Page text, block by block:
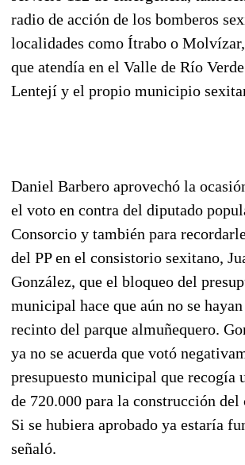
radio de acción de los bomberos
localidades como Ítrabo o Molvízar,
que atendía en el Valle de Río
Lentejí y el propio municipio
Daniel Barbero aprovechó la
el voto en contra del diputado
Consorcio y también para
del PP en el consistorio sexitano,
González, que el bloqueo del
municipal hace que aún no se
recinto del parque almuñequero.
ya no se acuerda que votó
presupuesto municipal que recogía
de 720.000 para la construcción del
Si se hubiera aprobado ya estaría
señaló.